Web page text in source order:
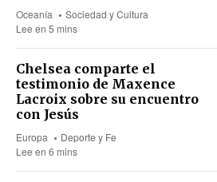
Oceanía
Sociedad y Cultura
Lee en 5 mins
Chelsea comparte el
testimonio de Maxence
Lacroix sobre su encuentro
con Jesús
Europa
Deporte y Fe
Lee en 6 mins